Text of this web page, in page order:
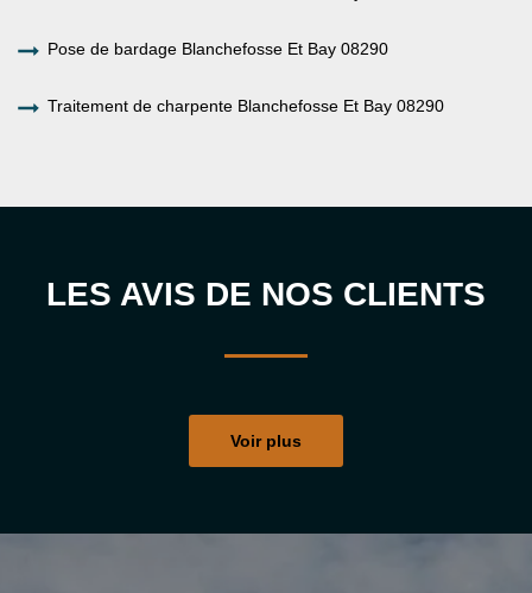
Pose de bardage Blanchefosse Et Bay 08290
Traitement de charpente Blanchefosse Et Bay 08290
LES AVIS DE NOS CLIENTS
Voir plus